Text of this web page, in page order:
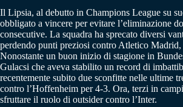
Il Lipsia, al debutto in Champions League su
obbligato a vincere per evitare l’eliminazione
consecutive. La squadra ha sprecato diversi
perdendo punti preziosi contro Atletico Madrid,
Nonostante un buon inizio di stagione in
Gulacsi che aveva stabilito un record di
recentemente subito due sconfitte nelle ultime
contro l’Hoffenheim per 4-3. Ora, terzi in
sfruttare il ruolo di outsider contro l’Inter.